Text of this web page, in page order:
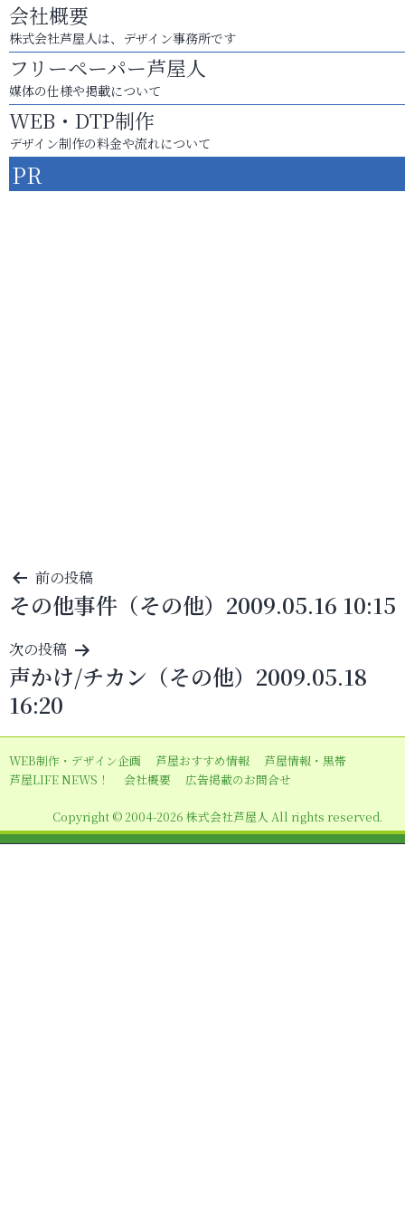
会社概要
株式会社芦屋人は、デザイン事務所です
フリーペーパー芦屋人
媒体の仕様や掲載について
WEB・DTP制作
デザイン制作の料金や流れについて
PR
投
稿
ナ
ビ
ゲ
ー
シ
ョ
前の投稿
その他事件（その他）2009.05.16 10:15
次の投稿
声かけ/チカン（その他）2009.05.18
16:20
WEB制作・デザイン企画 芦屋おすすめ情報
芦屋情報・黒帯
芦屋LIFE NEWS！
会社概要 広告掲載のお問合せ
Copyright © 2004-2026 株式会社芦屋人 All rights reserved.